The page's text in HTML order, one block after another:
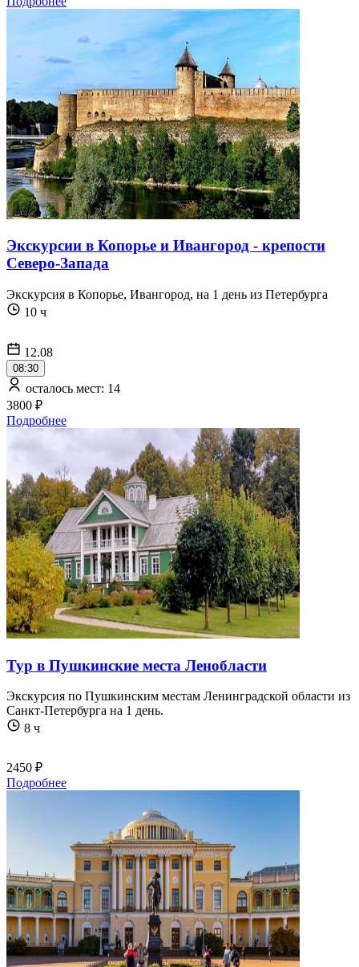
Экскурсии в Копорье и Ивангород - крепости
Северо-Запада
Экскурсия в Копорье, Ивангород, на 1 день из Петербурга
10 ч
12.08
08:30
осталось мест: 14
3800 ₽
Подробнее
Тур в Пушкинские места Ленобласти
Экскурсия по Пушкинским местам Ленинградской области из
Санкт-Петербурга на 1 день.
8 ч
2450 ₽
Подробнее